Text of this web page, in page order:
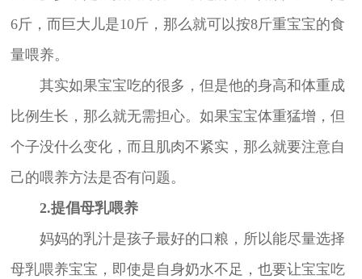
6斤，而巨大儿是10斤，那么就可以按8斤重宝宝的食
量喂养。
其实如果宝宝吃的很多，但是他的身高和体重成
比例生长，那么就无需担心。如果宝宝体重猛增，但
个子没什么变化，而且肌肉不紧实，那么就要注意自
己的喂养方法是否有问题。
2.提倡母乳喂养
妈妈的乳汁是孩子最好的口粮，所以能尽量选择
母乳喂养宝宝，即使是自身奶水不足，也要让宝宝吃